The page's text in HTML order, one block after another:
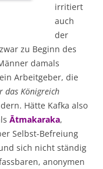
irritiert
auch
der
zu Beginn des
damals
Arbeitgeber, die
das Königreich
Hätte Kafka also
Ātmakaraka,
Selbst-Befreiung
sich nicht ständig
anonymen